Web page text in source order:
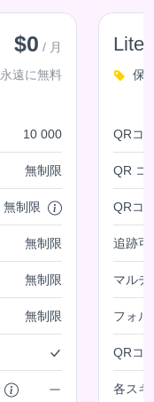
$0 / 月
永遠に無料
10 000
無制限
無制限
無制限
無制限
無制限
Lite
保
QRコ
QR コ
QRコ
追跡可
マル
フォル
QRコ
各ス